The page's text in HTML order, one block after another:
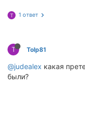
T 1 ответ
T Tolp81
@judealex какая
были?